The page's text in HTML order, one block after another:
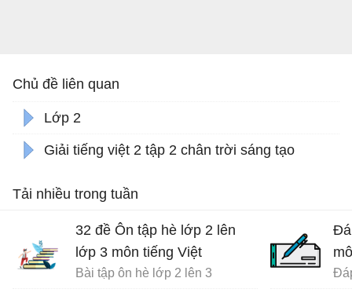
Chủ đề liên quan
Lớp 2
Giải tiếng việt 2 tập 2 chân trời sáng tạo
Tải nhiều trong tuần
32 đề Ôn tập hè lớp 2 lên
lớp 3 môn tiếng Việt
Bài tập ôn hè lớp 2 lên 3